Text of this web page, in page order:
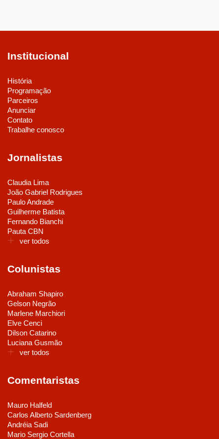
Institucional
História
Programação
Parceiros
Anunciar
Contato
Trabalhe conosco
Jornalistas
Claudia Lima
João Gabriel Rodrigues
Paulo Andrade
Guilherme Batista
Fernando Bianchi
Pauta CBN
ver todos
Colunistas
Abraham Shapiro
Gelson Negrão
Marlene Marchiori
Elve Cenci
Dilson Catarino
Luciana Gusmão
ver todos
Comentaristas
Mauro Halfeld
Carlos Alberto Sardenberg
Andréia Sadi
Mario Sergio Cortella